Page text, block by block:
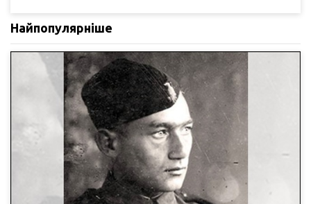
Найпопулярніше